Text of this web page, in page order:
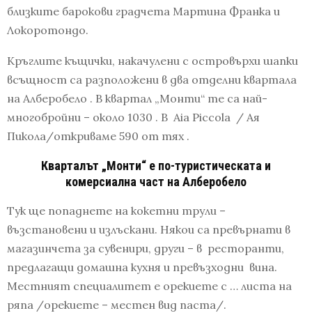
близките барокови градчета Мартина Франка и
Локоротондо.
Кръглите къщички, накачулени с островърхи шапки
всъщност са разположени в два отделни квартала
на Алберобело . В квартал „Монти“ те са най-
многобройни – около 1030 . В Aia Piccola / Ая
Пикола/откриваме 590 от тях .
Кварталът „Монти“ е по-туристическата и
комерсиална част на Алберобело
Тук ще попаднете на кокетни трули –
възстановени и излъскани. Някои са превърнати в
магазинчета за сувенири, други – в ресторанти,
предлагащи домашна кухня и превъзходни вина.
Местният специалитет е орекиете с … листа на
ряпа /орекиете – местен вид паста/.